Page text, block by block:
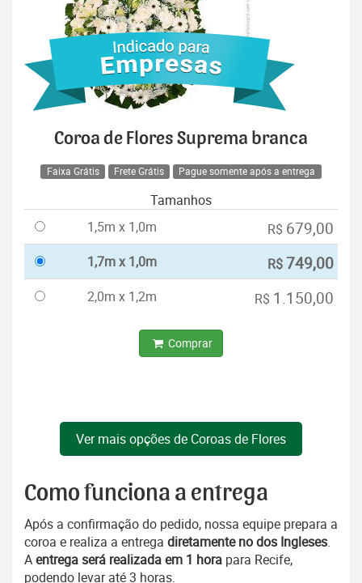
Coroa de Flores Suprema branca
Faixa Grátis Frete Grátis Pague somente após a entrega
Tamanhos
1,5m x 1,0m
R$ 679,00
1,7m x 1,0m R$749,00
2,0m x 1,2m R$ 1.150,00
Comprar
Ver mais opções de Coroas de Flores
Como funciona a entrega
Após a confirmação do pedido, nossa equipe prepara a
coroa e realiza a entrega diretamente no dos Ingleses.
Aentrega será realizada em 1 hora para Recife,
podendo levar até 3 horas.